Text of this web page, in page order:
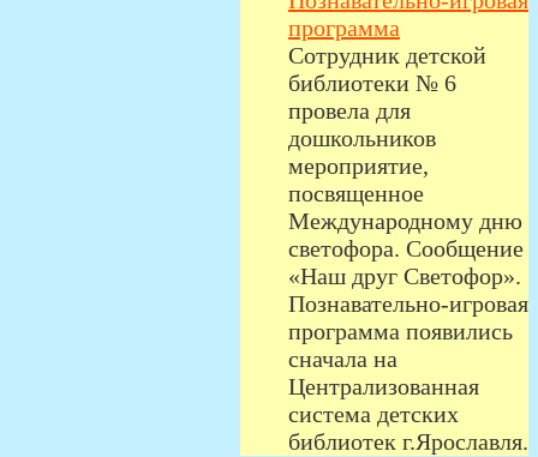
программа
Сотрудник детской
библиотеки № 6
провела для
дошкольников
мероприятие,
посвященное
Международному дню
светофора. Сообщение
«Наш друг Светофор».
Познавательно-игровая
программа появились
сначала на
Централизованная
система детских
библиотек г.Ярославля.